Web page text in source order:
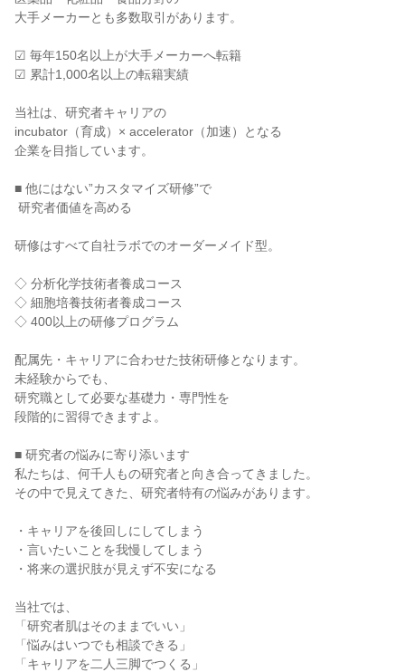
大手メーカーとも多数取引があります。
☑ 毎年150名以上が大手メーカーへ転籍
☑ 累計1,000名以上の転籍実績
当社は、研究者キャリアの
incubator（育成）× accelerator（加速）となる
企業を目指しています。
■ 他にはない”カスタマイズ研修”で
研修はすべて自社ラボでのオーダーメイド型。
◇ 分析化学技術者養成コース
◇ 細胞培養技術者養成コース
◇ 400以上の研修プログラム
配属先・キャリアに合わせた技術研修となります。
未経験からでも、
研究職として必要な基礎力・専門性を
段階的に習得できますよ。
■ 研究者の悩みに寄り添います
私たちは、何千人もの研究者と向き合ってきました。
その中で見えてきた、研究者特有の悩みがあります。
・キャリアを後回しにしてしまう
・言いたいことを我慢してしまう
・将来の選択肢が見えず不安になる
当社では、
「研究者肌はそのままでいい」
「悩みはいつでも相談できる」
「キャリアを二人三脚でつくる」